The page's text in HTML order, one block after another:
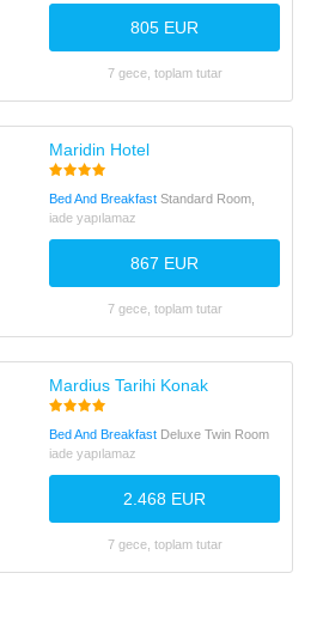
805 EUR
7 gece, toplam tutar
Maridin Hotel
Bed And Breakfast Standard Room,
iade yapılamaz
867 EUR
7 gece, toplam tutar
Mardius Tarihi Konak
Bed And Breakfast Deluxe Twin Room
iade yapılamaz
2.468 EUR
7 gece, toplam tutar